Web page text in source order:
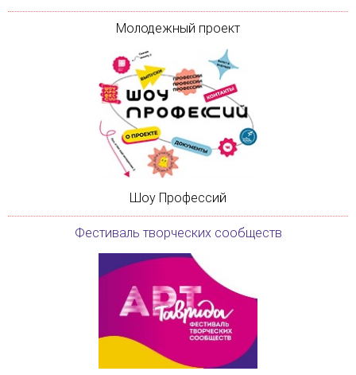
Молодежный проект
Шоу Профессий
Фестиваль творческих сообществ